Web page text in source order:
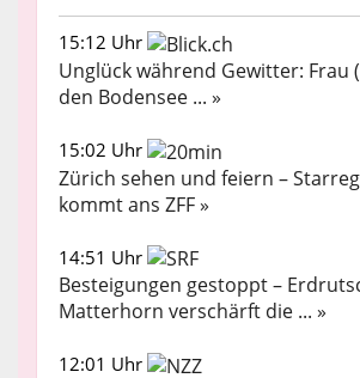
15:12 Uhr
Unglück während Gewitter: Frau
den Bodensee ... »
15:02 Uhr
Zürich sehen und feiern –
kommt ans ZFF »
14:51 Uhr
Besteigungen gestoppt –
Matterhorn verschärft die ... »
12:01 Uhr